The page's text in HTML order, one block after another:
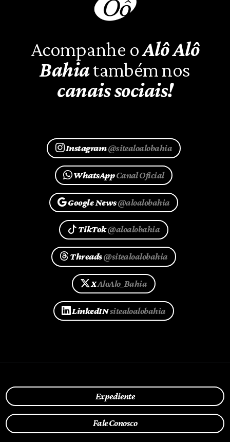
Acompanhe oAlô Alô
Bahiatambém nos
canais sociais!
Instagram@sitealoalobahia
WhatsAppCanal Oficial
Google News@aloalobahia
TikTok@aloalobahia
Threads@sitealoalobahia
XAloAlo_Bahia
LinkedINsitealoalobahia
Expediente
Fale Conosco